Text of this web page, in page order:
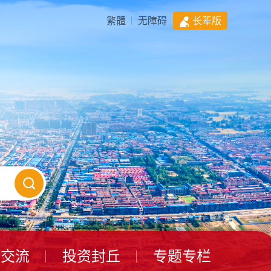
繁體 无障碍 长辈版
流 投资封丘 专题专栏